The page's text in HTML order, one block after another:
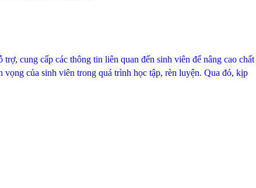
cung cấp các thông tin liên quan đến sinh viên để nâng cao chất
của sinh viên trong quá trình học tập, rèn luyện. Qua đó, kịp